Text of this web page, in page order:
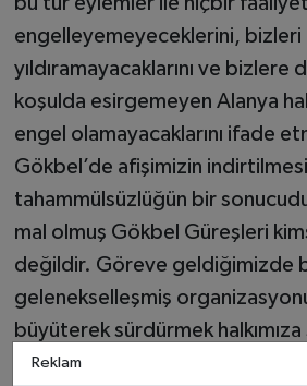
engelleyemeyeceklerini, bizleri
yıldıramayacaklarını ve
koşulda esirgemeyen Alanya
engel olamayacaklarını ifade
Gökbel’de afişimizin
tahammülsüzlüğün bir
mal olmuş Gökbel Güreşleri
değildir. Göreve geldiğimizde
gelenekselleşmiş
büyüterek sürdürmek
Kamuoyuna saygıyla
Reklam